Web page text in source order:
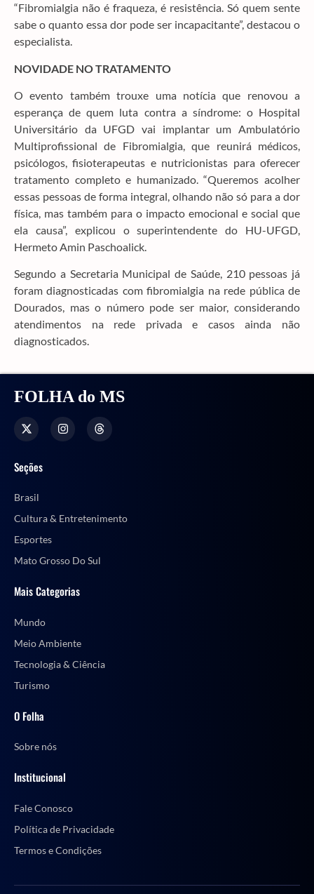
“Fibromialgia não é fraqueza, é resistência. Só quem sente
sabe o quanto essa dor pode ser incapacitante”, destacou o
especialista.
NOVIDADE NO TRATAMENTO
O evento também trouxe uma notícia que renovou a
esperança de quem luta contra a síndrome: o Hospital
Universitário da UFGD vai implantar um Ambulatório
Multiprofissional de Fibromialgia, que reunirá médicos,
psicólogos, fisioterapeutas e nutricionistas para oferecer
tratamento completo e humanizado. “Queremos acolher
essas pessoas de forma integral, olhando não só para a dor
física, mas também para o impacto emocional e social que
ela causa”, explicou o superintendente do HU-UFGD,
Hermeto Amin Paschoalick.
Segundo a Secretaria Municipal de Saúde, 210 pessoas já
foram diagnosticadas com fibromialgia na rede pública de
Dourados, mas o número pode ser maior, considerando
atendimentos na rede privada e casos ainda não
diagnosticados.
FOLHA do MS
Seções
Brasil
Cultura & Entretenimento
Esportes
Mato Grosso Do Sul
Mais Categorias
Mundo
Meio Ambiente
Tecnologia & Ciência
Turismo
O Folha
Sobre nós
Institucional
Fale Conosco
Política de Privacidade
Termos e Condições